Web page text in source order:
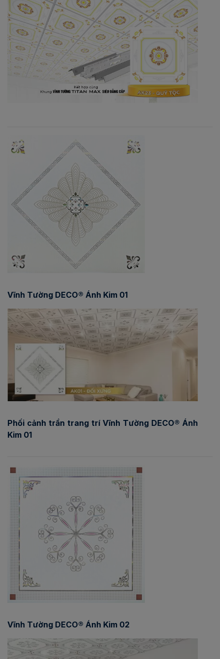
Vĩnh Tường DECO® Ánh Kim 01
Phối cảnh trần trang trí Vĩnh Tường DECO® Ánh
Kim 01
Vĩnh Tường DECO® Ánh Kim 02